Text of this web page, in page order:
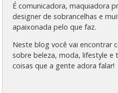
É comunicadora, maquiadora
designer de sobrancelhas e
apaixonada pelo que faz.
Neste blog você vai encontrar
sobre beleza, moda, lifestyle e
coisas que a gente adora falar!